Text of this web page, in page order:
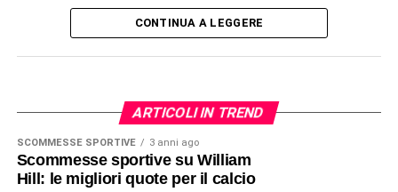
CONTINUA A LEGGERE
ARTICOLI IN TREND
SCOMMESSE SPORTIVE 3 anni ago
Scommesse sportive su William
Hill: le migliori quote per il calcio